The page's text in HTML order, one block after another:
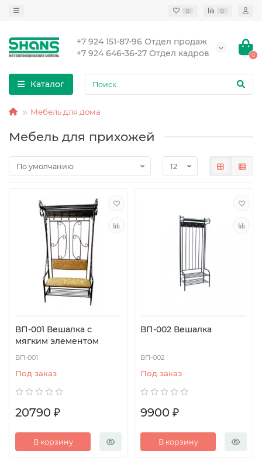
0 0
+7 924 151-87-96 Отдел продаж
+7 924 646-36-27 Отдел кадров
0
Каталог
Мебель для дома
Мебель для прихожей
ВП-001 Вешалка с
мягким элементом
ВП-001
Под заказ
20790 ₽
В корзину
ВП-002 Вешалка
ВП-002
Под заказ
9900 ₽
В корзину